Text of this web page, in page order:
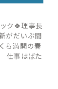
ク🍀理事長
がだいぶ間
ら満開の春
仕事はばた